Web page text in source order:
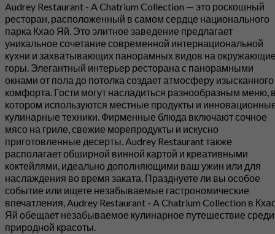
Audrey Restaurant - A Chatrium Collection — это роскошный
ресторан, расположенный в самом сердце национального
парка Кхао Яй. Это элитное заведение предлагает
уникальное сочетание современной интернациональной
кухни и захватывающих панорамных видов на
горы. Элегантный интерьер ресторана с панорамными
окнами от пола до потолка создает атмосферу изысканного
комфорта. Гости могут насладиться разнообразным меню,
котором используются местные продукты и
кулинарные техники. Фирменные блюда включают сочное
мясо на гриле, свежие морепродукты и искусно
приготовленные десерты. Audrey Restaurant также
располагает обширной винной картой и креативными
коктейлями, идеально дополняющими ваш ужин или для
наслаждения во время заката. Празднуете ли вы особое
событие или ищете незабываемые гастрономические
впечатления, Audrey Restaurant - A Chatrium Collection в
Яй обещает незабываемое кулинарное путешествие среди
природной красоты.